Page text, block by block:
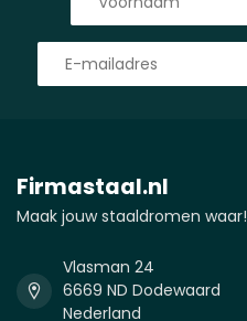
Firmastaal.nl
Maak jouw staaldromen waar!
Vlasman 24
6669 ND Dodewaard
Nederland